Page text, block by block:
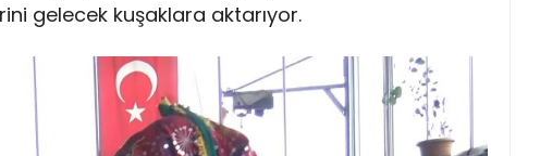
gelecek kuşaklara aktarıyor.